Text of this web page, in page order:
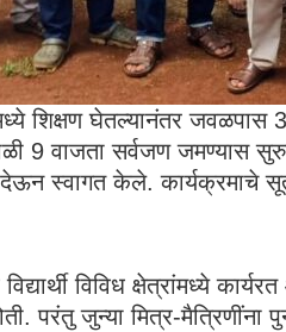
शिक्षण घेतल्यानंतर
9 वाजता सर्वजण जमण्यास
स्वागत केले. कार्यक्रमाचे
विविध क्षेत्रांमध्ये
परंतु जुन्या मित्र-मैत्रिणींना